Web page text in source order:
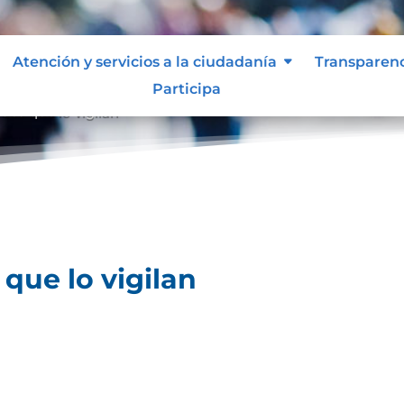
Atención y servicios a la ciudadanía
Participa
que lo vigilan
lo vigilan